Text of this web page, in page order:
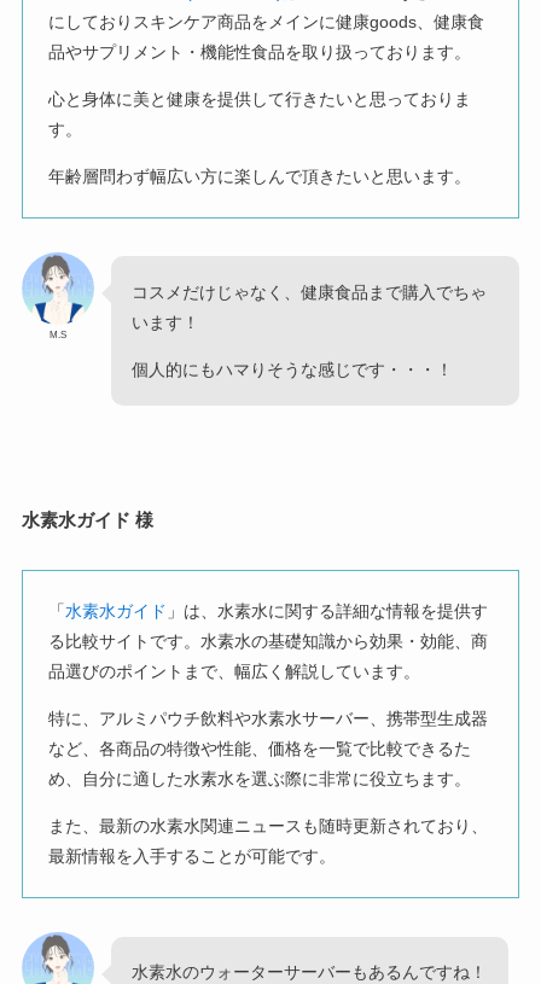
にしておりスキンケア商品をメインに健康goods、健康食
品やサプリメント・機能性食品を取り扱っております。
心と身体に美と健康を提供して行きたいと思っておりま
す。
年齢層問わず幅広い方に楽しんで頂きたいと思います。
M.S
コスメだけじゃなく、健康食品まで購入でちゃ
います！
個人的にもハマりそうな感じです・・・！
水素水ガイド 様
「水素水ガイド 」は、水素水に関する詳細な情報を提供す
る比較サイトです。水素水の基礎知識から効果・効能、商
品選びのポイントまで、幅広く解説しています。
特に、アルミパウチ飲料や水素水サーバー、携帯型生成器
など、各商品の特徴や性能、価格を一覧で比較できるた
め、自分に適した水素水を選ぶ際に非常に役立ちます。
また、最新の水素水関連ニュースも随時更新されており、
最新情報を入手することが可能です。
水素水のウォーターサーバーもあるんですね！